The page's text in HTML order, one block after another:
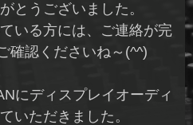
とうございました。
いる方には、ご連絡が完
確認くださいね～(^^)
にディスプレイオーディ
いただきました。